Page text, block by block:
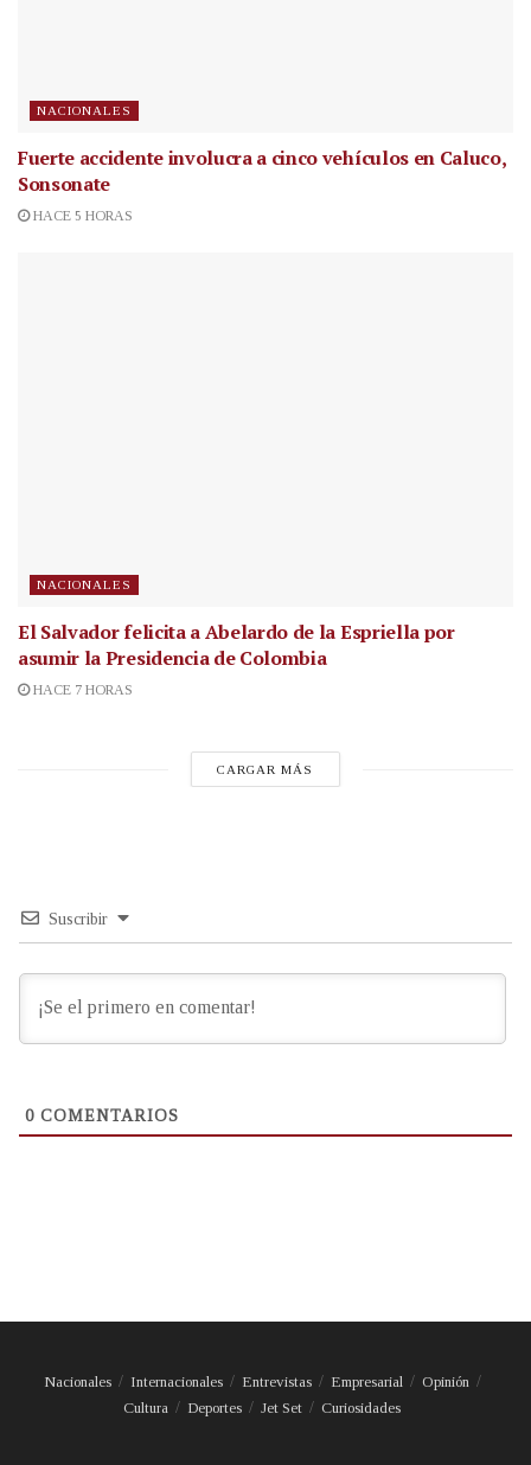
NACIONALES
Fuerte accidente involucra a cinco vehículos en Caluco,
Sonsonate
HACE 5 HORAS
NACIONALES
El Salvador felicita a Abelardo de la Espriella por
asumir la Presidencia de Colombia
HACE 7 HORAS
CARGAR MÁS
Suscribir
0 COMENTARIOS
Nacionales Internacionales Entrevistas Empresarial
Opinión
Cultura
Deportes Jet Set Curiosidades